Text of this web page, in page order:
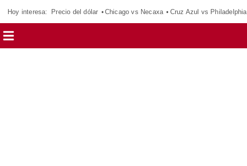
Hoy interesa: Precio del dólar Chicago vs Necaxa Cruz Azul vs Philadelphia